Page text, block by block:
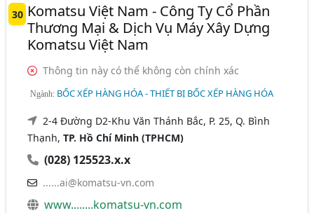
30 Komatsu Việt Nam - Công Ty Cổ Phần
Thương Mại & Dịch Vụ Máy Xây Dựng
Komatsu Việt Nam
Thông tin này có thể không còn chính xác
Ngành: BỐC XẾP HÀNG HÓA - THIẾT BỊ BỐC XẾP HÀNG HÓA
2-4 Đường D2-Khu Văn Thánh Bắc, P. 25, Q. Bình
Thạnh,TP. Hồ Chí Minh (TPHCM)
(028) 125523.x.x
......ai@komatsu-vn.com
www........komatsu-vn.com